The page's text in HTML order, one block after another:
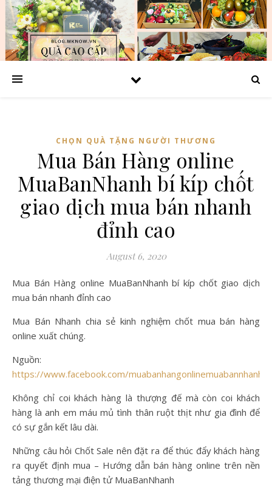
CHỌN QUÀ TẶNG NGƯỜI THƯƠNG
Mua Bán Hàng online
MuaBanNhanh bí kíp chốt
giao dịch mua bán nhanh
đỉnh cao
August 6, 2020
Mua Bán Hàng online MuaBanNhanh bí kíp chốt giao dịch
mua bán nhanh đỉnh cao
Mua Bán Nhanh chia sẻ kinh nghiệm chốt mua bán hàng
online xuất chúng.
Nguồn:
https://www.facebook.com/
Không chỉ coi khách hàng là thượng đế mà còn coi khách
hàng là anh em máu mủ tình thân ruột thịt như gia đình để
có sự gắn kết lâu dài.
Những câu hỏi Chốt Sale nên đặt ra để thúc đẩy khách hàng
ra quyết định mua – Hướng dẫn bán hàng online trên nền
tảng thương mại điện tử MuaBanNhanh